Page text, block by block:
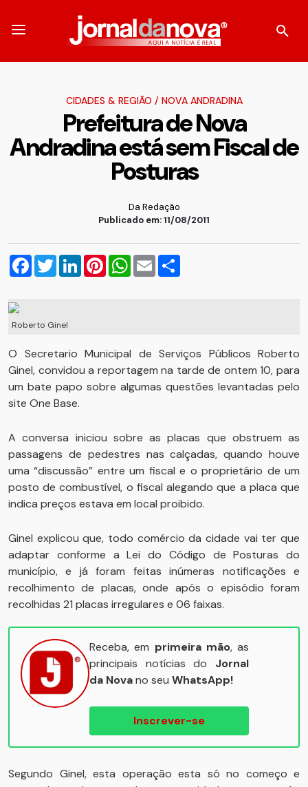
CIDADES & REGIÃO / NOVA ANDRADINA
Prefeitura de Nova
Andradina está sem Fiscal de
Posturas
Da Redação
Publicado em: 11/08/2011
Facebook
TwitterLinkedInPinterestWhatsApp
Email
Roberto Ginel
O Secretario Municipal de Serviços Públicos Roberto
Ginel, convidou a reportagem na tarde de ontem 10, para
um bate papo sobre algumas questões levantadas pelo
site One Base.
A conversa iniciou sobre as placas que obstruem as
passagens de pedestres nas calçadas, quando houve
uma “discussão” entre um fiscal e o proprietário de um
posto de combustível, o fiscal alegando que a placa que
indica preços estava em local proibido.
Ginel explicou que, todo comércio da cidade vai ter que
adaptar conforme a Lei do Código de Posturas do
município, e já foram feitas inúmeras notificações e
recolhimento de placas, onde após o episódio foram
recolhidas 21 placas irregulares e 06 faixas.
Receba, em primeira mão, as
principais notícias do Jornal
da Novano seu WhatsApp!
Inscrever-se
Segundo Ginel, esta operação esta só no começo e